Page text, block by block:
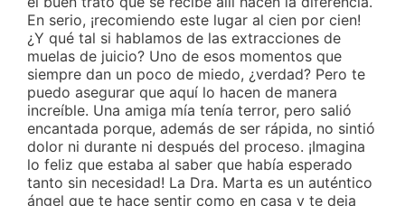
En serio, ¡recomiendo este lugar al cien por cien!
¿Y qué tal si hablamos de las extracciones de
muelas de juicio? Uno de esos momentos que
siempre dan un poco de miedo, ¿verdad? Pero te
puedo asegurar que aquí lo hacen de manera
increíble. Una amiga mía tenía terror, pero salió
encantada porque, además de ser rápida, no sintió
dolor ni durante ni después del proceso. ¡Imagina
lo feliz que estaba al saber que había esperado
tanto sin necesidad! La Dra. Marta es un auténtico
ángel que te hace sentir como en casa y te deja